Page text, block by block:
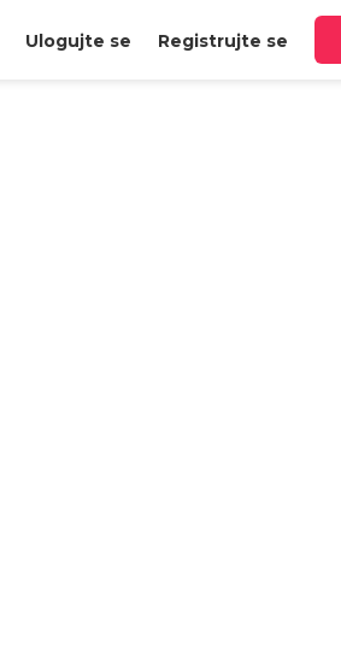
Ulogujte se Registrujte se